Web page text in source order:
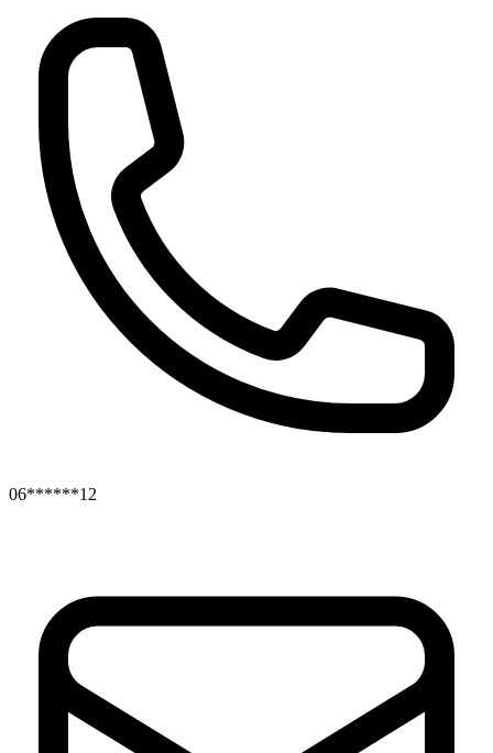
06******12